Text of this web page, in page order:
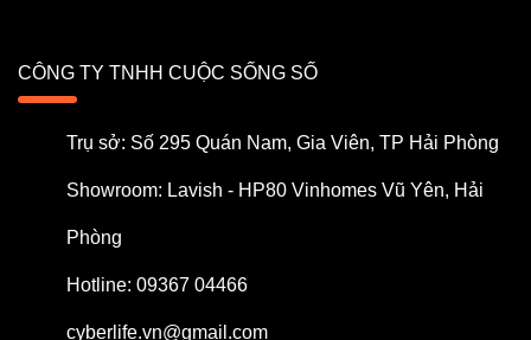
CÔNG TY TNHH CUỘC SỐNG SỐ
Trụ sở: Số 295 Quán Nam, Gia Viên, TP Hải Phòng
Showroom: Lavish - HP80 Vinhomes Vũ Yên, Hải
Phòng
Hotline: 09367 04466
cyberlife.vn@gmail.com